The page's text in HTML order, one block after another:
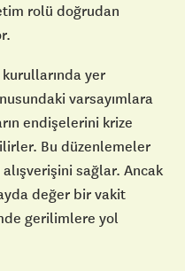
rolü doğrudan
yer
varsayımlara
endişelerini krize
Bu düzenlemeler
sağlar. Ancak
değer bir vakit
gerilimlere yol